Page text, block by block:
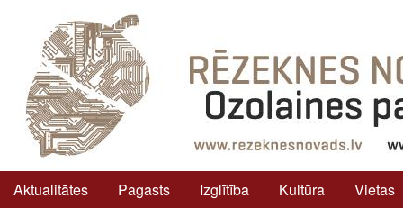
Aktualitātes Pagasts Izglītība Kultūra
Vietas